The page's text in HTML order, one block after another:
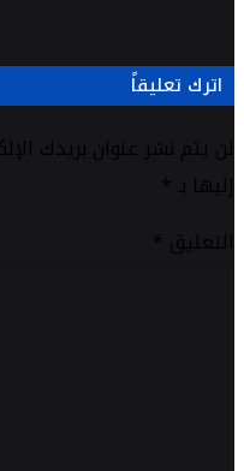
اترك تعليقاً
لن يتم نشر عنوان بريدك
إليها بـ *
التعليق *